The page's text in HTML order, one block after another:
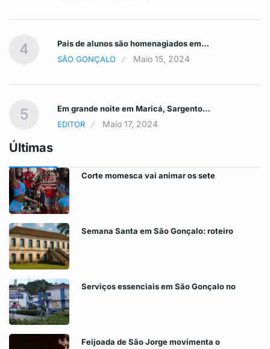
4
Pais de alunos são homenagiados em…
SÃO GONÇALO
Maio 15, 2024
5
Em grande noite em Maricá, Sargento…
EDITOR
Maio 17, 2024
Últimas
Corte momesca vai animar os sete
Semana Santa em São Gonçalo: roteiro
Serviços essenciais em São Gonçalo no
Feijoada de São Jorge movimenta o